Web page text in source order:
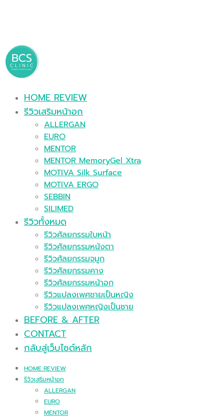
HOME REVIEW
รีวิวเสริมหน้าอก
ALLERGAN
EURO
MENTOR
MENTOR MemoryGel Xtra
MOTIVA Silk Surface
MOTIVA ERGO
SEBBIN
SILIMED
รีวิวทั้งหมด
รีวิวศัลยกรรมใบหน้า
รีวิวศัลยกรรมหนังตา
รีวิวศัลยกรรมจมูก
รีวิวศัลยกรรมคาง
รีวิวศัลยกรรมหน้าอก
รีวิวแปลงเพศชายเป็นหญิง
รีวิวแปลงเพศหญิงเป็นชาย
BEFORE & AFTER
CONTACT
กลับสู่เว็บไซต์หลัก
HOME REVIEW
รีวิวเสริมหน้าอก
ALLERGAN
EURO
MENTOR